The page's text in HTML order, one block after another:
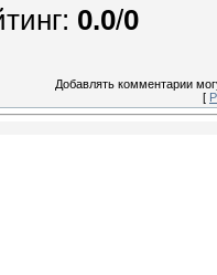
: 0.0/0
Добавлять комментарии
[